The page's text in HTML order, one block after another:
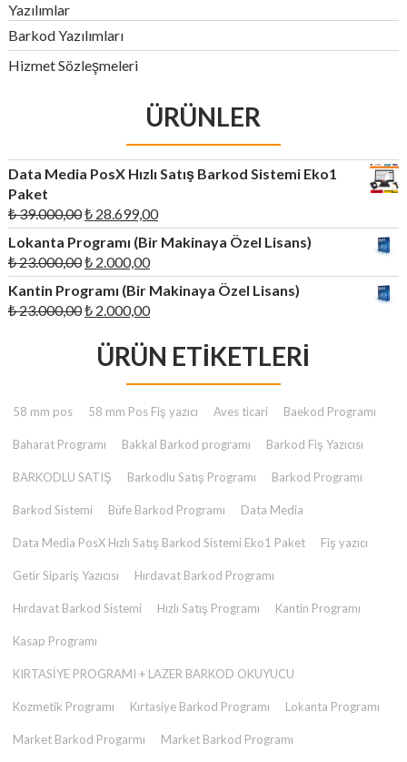
Yazılımlar
Barkod Yazılımları
Hizmet Sözleşmeleri
ÜRÜNLER
Data Media PosX Hızlı Satış Barkod Sistemi Eko1
Paket
₺39.000,00Orijinal
fiyat:
₺ 39.000,00.
₺28.699,00Şu
andaki
fiyat:
₺ 28.699,00.
Lokanta Programı (Bir Makinaya Özel Lisans)
₺23.000,00Orijinal
fiyat:
₺ 23.000,00.
₺2.000,00Şu
andaki
fiyat:
₺ 2.000,00.
Kantin Programı (Bir Makinaya Özel Lisans)
₺23.000,00Orijinal
₺ 23.000,00.
₺2.000,00Şu
fiyat:
₺ 2.000,00.
ÜRÜN ETIKETLERI
58 mm pos 58 mm Pos Fiş yazıcı Aves ticari Baekod Programı
Baharat Programı Bakkal Barkod programı Barkod Fiş Yazıcısı
BARKODLU SATIŞ Barkodlu Satış Programı Barkod Programı
Barkod Sistemi Büfe Barkod Programı Data Media
Data Media PosX Hızlı Satış Barkod Sistemi Eko1 Paket Fiş yazıcı
Getir Sipariş Yazıcısı Hırdavat Barkod Programı
Hırdavat Barkod Sistemi Hızlı Satış Programı Kantin Programı
Kasap Programı
KIRTASİYE PROGRAMI + LAZER BARKOD OKUYUCU
Kozmetik Programı Kırtasiye Barkod Programı Lokanta Programı
Market Barkod Progarmı Market Barkod Programı